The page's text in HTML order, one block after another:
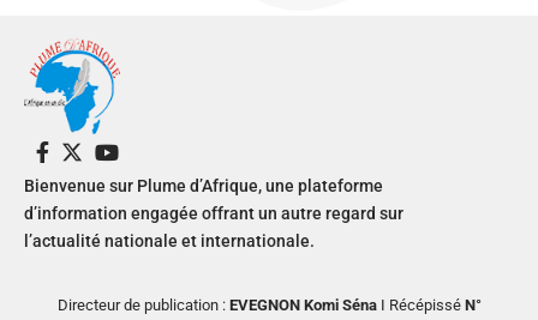
Bienvenue sur Plume d’Afrique, une plateforme
d’information engagée offrant un autre regard sur
l’actualité nationale et internationale.
Directeur de publication : EVEGNON Komi SénaI RécépisséN°